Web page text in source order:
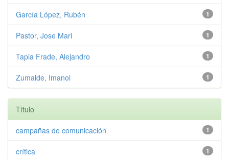
1
García López, Rubén
1
Pastor, Jose Mari
1
Tapia Frade, Alejandro
1
Zumalde, Imanol
Título
1
campañas de comunicación
1
crítica